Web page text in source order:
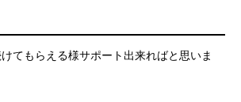
てもらえる様サポート出来ればと思いま